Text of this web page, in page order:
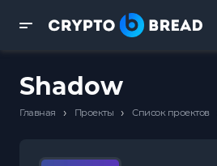
Shadow
Главная › Проекты › Список проектов